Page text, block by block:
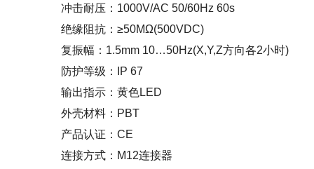
冲击耐压：1000V/AC 50/60Hz 60s
绝缘阻抗：≥50MΩ(500VDC)
复振幅：1.5mm 10…50Hz(X,Y,Z方向各2小时)
防护等级：IP 67
输出指示：黄色LED
外壳材料：PBT
产品认证：CE
连接方式：M12连接器